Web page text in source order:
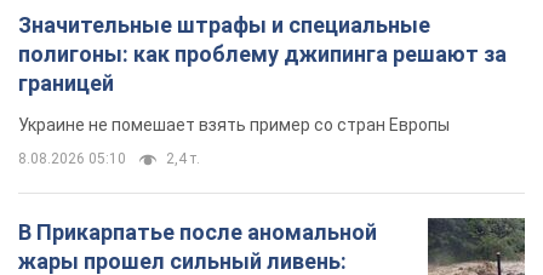
Значительные штрафы и специальные
полигоны: как проблему джипинга решают за
границей
Украине не помешает взять пример со стран Европы
8.08.2026 05:10 2,4 т.
В Прикарпатье после аномальной
жары прошел сильный ливень: